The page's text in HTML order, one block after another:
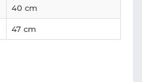
40 cm
47 cm